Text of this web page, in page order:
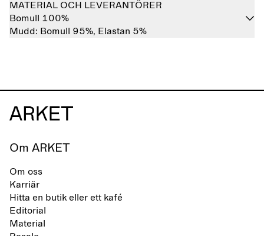
MATERIAL OCH LEVERANTÖRER
Bomull 100%
Mudd: Bomull 95%, Elastan 5%
Om ARKET
Om oss
Karriär
Hitta en butik eller ett kafé
Editorial
Material